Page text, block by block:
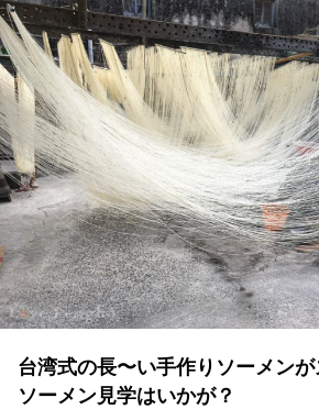
台湾式の長〜い手作りソーメン
ソーメン見学はいかが？